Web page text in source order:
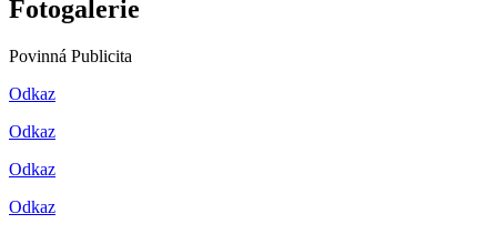
Fotogalerie
Povinná Publicita
Odkaz
Odkaz
Odkaz
Odkaz